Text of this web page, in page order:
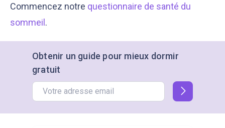
Commencez notre questionnaire de santé du
sommeil.
Obtenir un guide pour mieux dormir
gratuit